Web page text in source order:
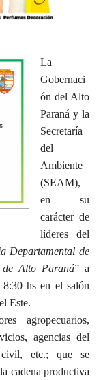
La
Gobernaci
ón del Alto
Paraná y la
Secretaría
del
Ambiente
(SEAM),
en su
carácter de
líderes del
Departamental de
de Alto Paraná” a
hs en el salón
Este.
agropecuarios,
agencias del
civil, etc.; que se
cadena productiva